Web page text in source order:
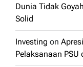
Dunia Tidak
Solid
Investing on
Pelaksanaan PSU